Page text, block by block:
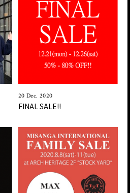
20 Dec. 2020
FINAL SALE!!